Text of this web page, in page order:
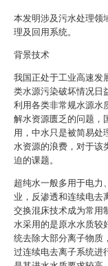
本发明涉及污水处理领
理及回用系统。
背景技术
我国正处于工业高速发
类水源污染破坏情况日
利用各类非常规水源水
解水资源匮乏的问题，
用，中水只是被简易处
水资源的浪费，对于该
迫的课题。
超纯水一般多用于电力
业，反渗透和连续电去
交换混床技术成为常用
水采用的是原水水质较
统去除大部分离子物质
过连续电去离子系统进